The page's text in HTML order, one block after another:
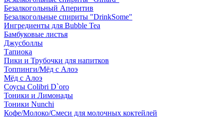
Безалкогольный Аперитив
Безалкогольные спириты "DrinkSome"
Ингредиенты для Bubble Tea
Бамбуковые листья
Джусболлы
Тапиока
Пики и Трубочки для напитков
Топпинги/Мёд с Алоэ
Мёд с Алоэ
Соусы Colibri D`oro
Тоники и Лимонады
Тоники Nunchi
Кофе/Молоко/Смеси для молочных коктейлей